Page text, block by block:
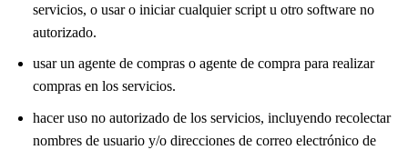
servicios, o usar o iniciar cualquier script u otro software no
autorizado.
usar un agente de compras o agente de compra para realizar
compras en los servicios.
hacer uso no autorizado de los servicios, incluyendo recolectar
nombres de usuario y/o direcciones de correo electrónico de